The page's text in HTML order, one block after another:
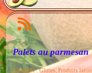
Palets au parmesan
Allergène : Gluten, Produits